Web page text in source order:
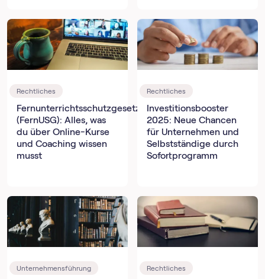
Rechtliches
Fernunterrichtsschutzgesetz
(FernUSG): Alles, was
du über Online-Kurse
und Coaching wissen
musst
Rechtliches
Investitionsbooster
2025: Neue Chancen
für Unternehmen und
Selbstständige durch
Sofortprogramm
Unternehmensführung Rechtliches